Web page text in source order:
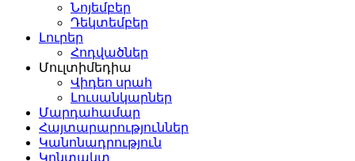
Նոյեմբեր
Դեկտեմբեր
Լուրեր
Հոդվածներ
Մուլտիմեդիա
Վիդեո սրահ
Լուսանկարներ
Մարդահամար
Հայտարարություններ
Կանոնադրություն
Կոնտակտ